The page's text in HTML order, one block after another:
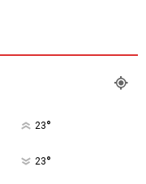
23°
23°